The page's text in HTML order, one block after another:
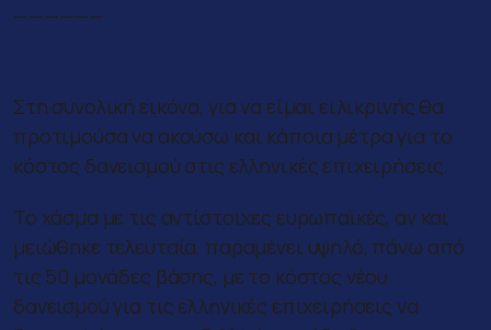
——————
Στη συνολική εικόνα, για να είμαι ειλικρινής θα
προτιμούσα να ακούσω και κάποια μέτρα για το
κόστος δανεισμού στις ελληνικές επιχειρήσεις.
Το χάσμα με τις αντίστοιχες ευρωπαϊκές, αν και
μειώθηκε τελευταία, παραμένει υψηλό, πάνω από
τις 50 μονάδες βάσης, με το κόστος νέου
δανεισμού για τις ελληνικές επιχειρήσεις να